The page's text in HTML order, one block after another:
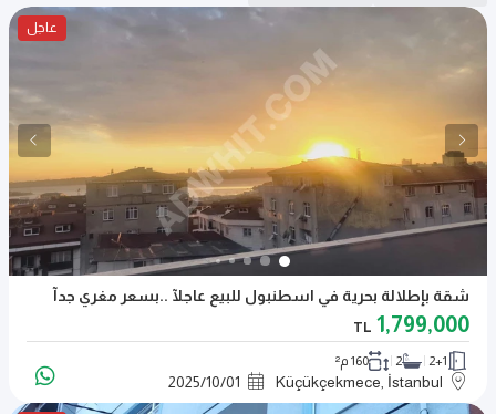
عاجل
شقة بإطلالة بحرية في اسطنبول للبيع عاجلآ ..بسعر مغري جدآ
1,799,000
TL
2+1
2 160 م²
Küçükçekmece, İstanbul
2025/10/01